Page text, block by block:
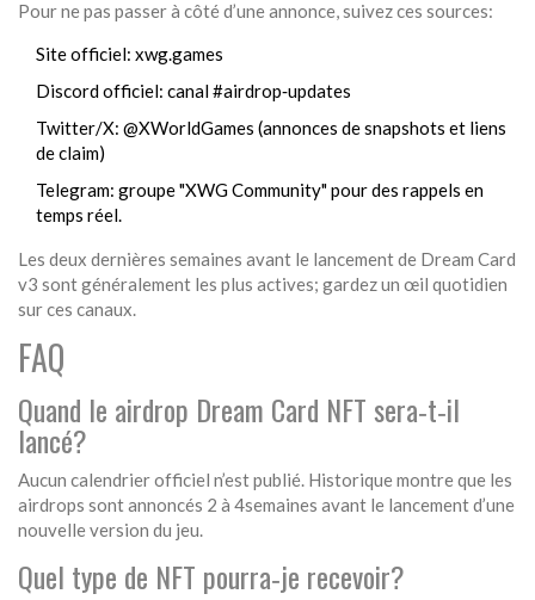
Pour ne pas passer à côté d’une annonce, suivez ces sources:
Site officiel: xwg.games
Discord officiel: canal #airdrop‑updates
Twitter/X: @XWorldGames (annonces de snapshots et liens
de claim)
Telegram: groupe "XWG Community" pour des rappels en
temps réel.
Les deux dernières semaines avant le lancement de Dream Card
v3 sont généralement les plus actives; gardez un œil quotidien
sur ces canaux.
FAQ
Quand le airdrop Dream Card NFT sera‑t‑il
lancé?
Aucun calendrier officiel n’est publié. Historique montre que les
airdrops sont annoncés 2 à 4semaines avant le lancement d’une
nouvelle version du jeu.
Quel type de NFT pourra‑je recevoir?